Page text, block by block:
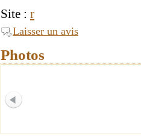
Site : r
Laisser un avis
Photos